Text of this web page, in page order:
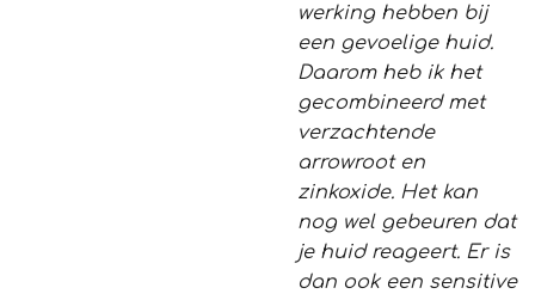
werking hebben bij
een gevoelige huid.
Daarom heb ik het
gecombineerd met
verzachtende
arrowroot en
zinkoxide. Het kan
nog wel gebeuren dat
je huid reageert. Er is
dan ook een sensitive